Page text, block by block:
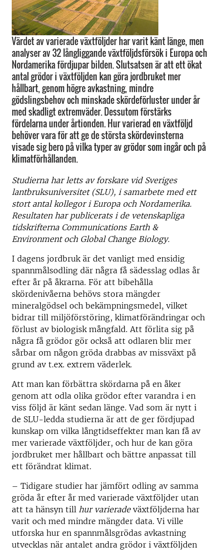
Värdet av varierade växtföljder har varit känt länge, men
analyser av 32 långliggande växtföljdsförsök i Europa och
Nordamerika fördjupar bilden. Slutsatsen är att ett ökat
antal grödor i växtföljden kan göra jordbruket mer
hållbart, genom högre avkastning, mindre
gödslingsbehov och minskade skördeförluster under år
med skadligt extremväder. Dessutom förstärks
fördelarna under årtionden. Hur varierad en växtföljd
behöver vara för att ge de största skördevinsterna
visade sig bero på vilka typer av grödor som ingår och på
klimatförhållanden.
Studierna har letts av forskare vid Sveriges
lantbruksuniversitet (SLU), i samarbete med ett
stort antal kollegor i Europa och Nordamerika.
Resultaten har publicerats i de vetenskapliga
tidskrifterna Communications Earth &
Environment och Global Change Biology.
I dagens jordbruk är det vanligt med ensidig
spannmålsodling där några få sädesslag odlas år
efter år på åkrarna. För att bibehålla
skördenivåerna behövs stora mängder
mineralgödsel och bekämpningsmedel, vilket
bidrar till miljöförstöring, klimatförändringar och
förlust av biologisk mångfald. Att förlita sig på
några få grödor gör också att odlaren blir mer
sårbar om någon gröda drabbas av missväxt på
grund av t.ex. extrem väderlek.
Att man kan förbättra skördarna på en åker
genom att odla olika grödor efter varandra i en
viss följd är känt sedan länge. Vad som är nytt i
de SLU-ledda studierna är att de ger fördjupad
kunskap om vilka långtidseffekter man kan få av
mer varierade växtföljder, och hur de kan göra
jordbruket mer hållbart och bättre anpassat till
ett förändrat klimat.
– Tidigare studier har jämfört odling av samma
gröda år efter år med varierade växtföljder utan
att ta hänsyn till hur varieradeväxtföljderna har
varit och med mindre mängder data. Vi ville
utforska hur en spannmålsgrödas avkastning
utvecklas när antalet andra grödor i växtföljden